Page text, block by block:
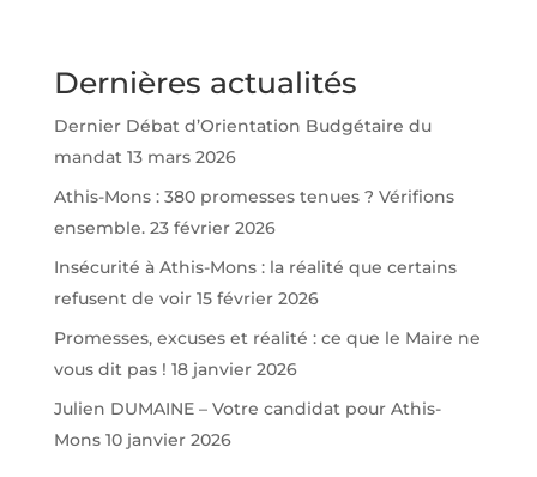
Dernières actualités
Dernier Débat d’Orientation Budgétaire du
mandat 13 mars 2026
Athis-Mons : 380 promesses tenues ? Vérifions
ensemble. 23 février 2026
Insécurité à Athis-Mons : la réalité que certains
refusent de voir 15 février 2026
Promesses, excuses et réalité : ce que le Maire ne
vous dit pas ! 18 janvier 2026
Julien DUMAINE – Votre candidat pour Athis-
Mons 10 janvier 2026